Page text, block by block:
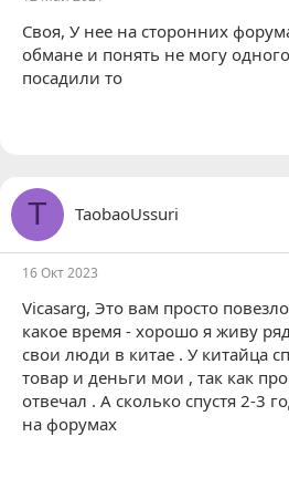
Своя, У нее на сторонних
обмане и понять не могу
посадили то
T TaobaoUssuri
16 Окт 2023
Vicasarg, Это вам просто
какое время - хорошо я живу
свои люди в китае . У китайца
товар и деньги мои , так как
отвечал . А сколько спустя 2-3
на форумах